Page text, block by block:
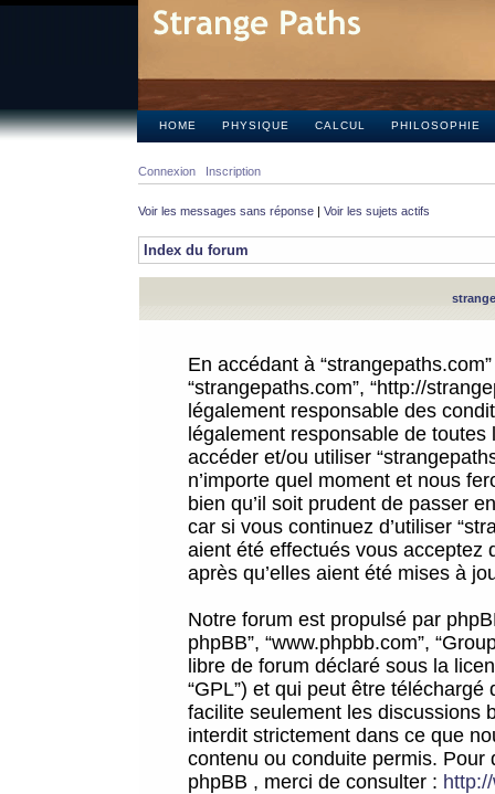
HOME PHYSIQUE CALCUL PHILOSOPHIE
Connexion Inscription
Voir les messages sans réponse | Voir les sujets actifs
Index du forum
En accédant à
“strangepaths.com”, “http://
légalement responsable des
légalement responsable de
accéder et/ou utiliser
n’importe quel moment et nous
bien qu’il soit prudent de passer
car si vous continuez d’utiliser
aient été effectués vous acceptez
après qu’elles aient été mises à
Notre forum est propulsé par
phpBB”, “www.phpbb.com”,
libre de forum déclaré sous la
“GPL”) et qui peut être téléchargé
facilite seulement les discussions
interdit strictement dans ce que
contenu ou conduite permis.
phpBB , merci de consulter :